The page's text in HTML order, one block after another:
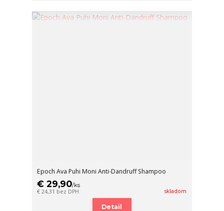
Epoch Ava Puhi Moni Anti-Dandruff Shampoo
€ 29,90/ks
€ 24,31 bez DPH skladom
Detail